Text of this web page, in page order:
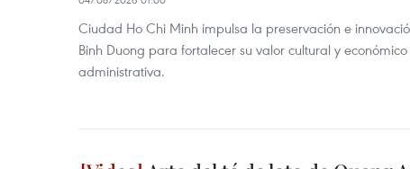
Ciudad Ho Chi Minh impulsa la preservación e
Binh Duong para fortalecer su valor cultural y
administrativa.